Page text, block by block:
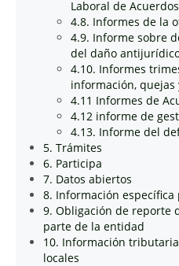
Laboral de
4.8. Informes de la
4.9. Informe sobre
del daño
4.10. Informes
información, quejas
4.11 Informes de
4.12 informe de
4.13. Informe del
5. Trámites
6. Participa
7. Datos abiertos
8. Información
9. Obligación de reporte
parte de la entidad
10. Información
locales